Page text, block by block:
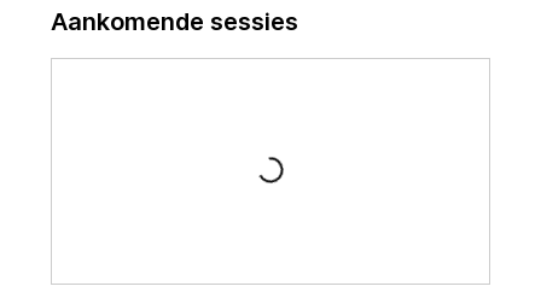
Aankomende sessies